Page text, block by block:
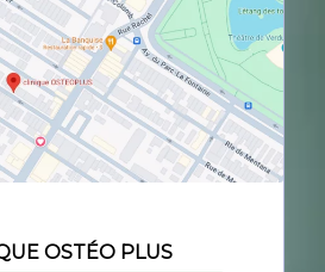
OSTÉO PLUS